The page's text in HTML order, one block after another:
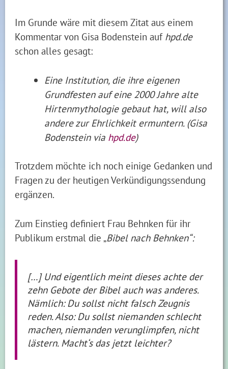
Im Grunde wäre mit diesem Zitat aus einem
Kommentar von Gisa Bodenstein auf hpd.de
schon alles gesagt:
Eine Institution, die ihre eigenen
Grundfesten auf eine 2000 Jahre alte
Hirtenmythologie gebaut hat, will also
andere zur Ehrlichkeit ermuntern. (Gisa
Bodenstein via hpd.de)
Trotzdem möchte ich noch einige Gedanken und
Fragen zu der heutigen Verkündigungssendung
ergänzen.
Zum Einstieg definiert Frau Behnken für ihr
Publikum erstmal die „Bibel nach Behnken“:
[…] Und eigentlich meint dieses achte der
zehn Gebote der Bibel auch was anderes.
Nämlich: Du sollst nicht falsch Zeugnis
reden. Also: Du sollst niemanden schlecht
machen, niemanden verunglimpfen, nicht
lästern. Macht‘s das jetzt leichter?